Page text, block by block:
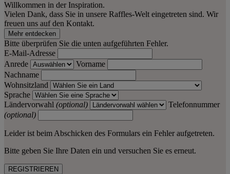
Willkommen in der Inspiration.
Vielen Dank, dass Sie in unsere Raffles-Welt eingetreten sind. Wir
freuen uns auf den Kontakt.
Mehr entdecken
Bitte überprüfen Sie die unten aufgeführten Fehler.
E-Mail-Adresse
Anrede
Vorname
Nachname
Wohnsitzland
Sprache
Ländervorwahl (optional)
Telefonnummer
(optional)
Leider ist beim Abschicken des Formulars ein Fehler aufgetreten.
Bitte geben Sie Ihre Daten ein und versuchen Sie es erneut.
REGISTRIEREN